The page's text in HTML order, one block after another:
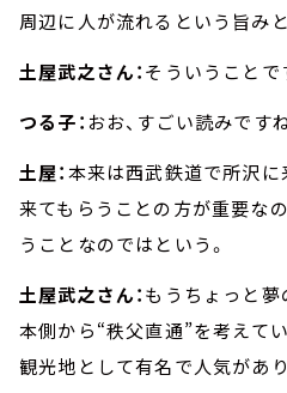
周辺に人が流れるという旨み
土屋武之さん：そういうことで
つる子： おお、すごい読みですね
土屋：本来は西武鉄道で所沢に
来てもらうことの方が重要な
うことなのではという。
土屋武之さん：もうちょっと夢
本側から“秩父直通”を考えて
観光地として有名で人気があ